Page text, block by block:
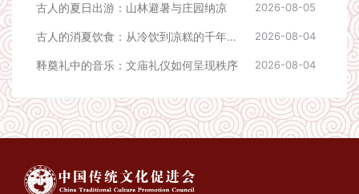
古人的夏日出游：山林避暑与庄园纳凉 2026-08-05
古人的消夏饮食：从冷饮到凉糕的千年传承 2026-08-04
释奠礼中的音乐：文庙礼仪如何呈现秩序 2026-08-04